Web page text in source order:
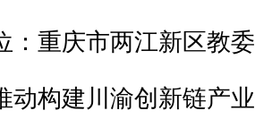
重庆市两江新区教委
构建川渝创新链产业